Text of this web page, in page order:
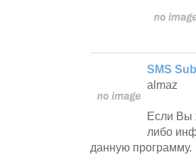
SMS
almaz
Если Вы
либо
данную программу.